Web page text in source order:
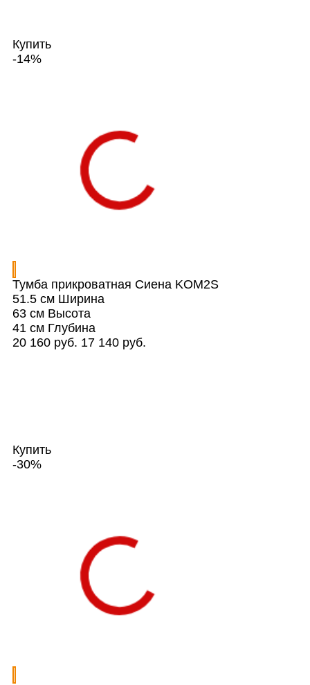
Купить
-14%
Тумба прикроватная Сиена KOM2S
51.5 смШирина
63 смВысота
41 смГлубина
20 160 руб. 17 140 руб.
Купить
-30%